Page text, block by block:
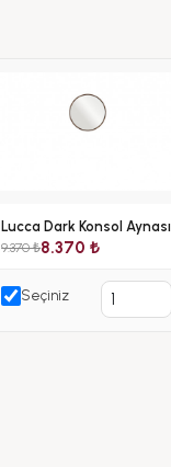
Lucca Dark Konsol Aynası
9.370 ₺8.370 ₺
Seçiniz